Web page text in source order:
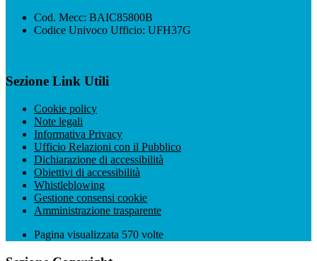
Cod. Mecc: BAIC85800B
Codice Univoco Ufficio: UFH37G
Sezione Link Utili
Cookie policy
Note legali
Informativa Privacy
Ufficio Relazioni con il Pubblico
Dichiarazione di accessibilità
Obiettivi di accessibilità
Whistleblowing
Gestione consensi cookie
Amministrazione trasparente
Pagina visualizzata 570 volte